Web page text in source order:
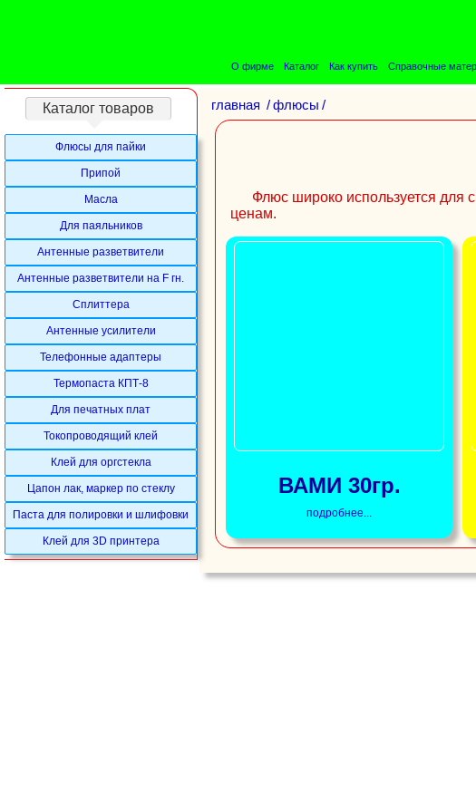
О фирме Каталог Как купить Справочные
Каталог товаров
Флюсы для пайки
Припой
Масла
Для паяльников
Антенные разветвители
Антенные разветвители на F гн.
Сплиттера
Антенные усилители
Телефонные адаптеры
Термопаста КПТ-8
Для печатных плат
Токопроводящий клей
Клей для оргстекла
Цапон лак, маркер по стеклу
Паста для полировки и шлифовки
Клей для 3D принтера
главная /флюсы /
Флюс широко используется для
ценам.
ВАМИ 30гр.
подробнее...